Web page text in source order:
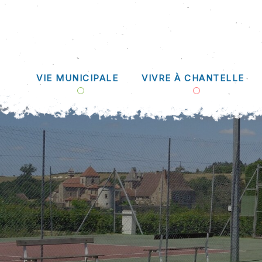
VIE MUNICIPALE VIVRE À CHANTELLE